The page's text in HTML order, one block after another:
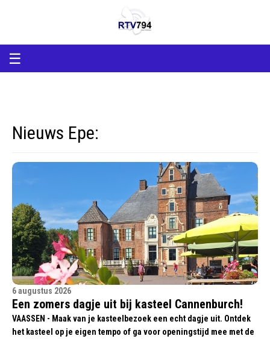
Epe☰
Nieuws Epe:
6 augustus 2026
Een zomers dagje uit bij kasteel Cannenburch!
VAASSEN - Maak van je kasteelbezoek een echt dagje uit. Ontdek
het kasteel op je eigen tempo of ga voor openingstijd mee met de